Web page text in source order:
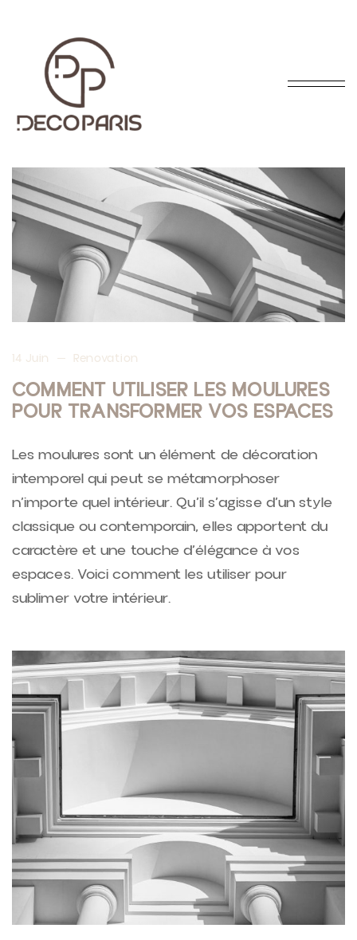
14 Juin Renovation
COMMENT UTILISER LES MOULURES
POUR TRANSFORMER VOS ESPACES
Les moulures sont un élément de décoration
intemporel qui peut se métamorphoser
n’importe quel intérieur. Qu’il s’agisse d’un style
classique ou contemporain, elles apportent du
caractère et une touche d’élégance à vos
espaces. Voici comment les utiliser pour
sublimer votre intérieur.